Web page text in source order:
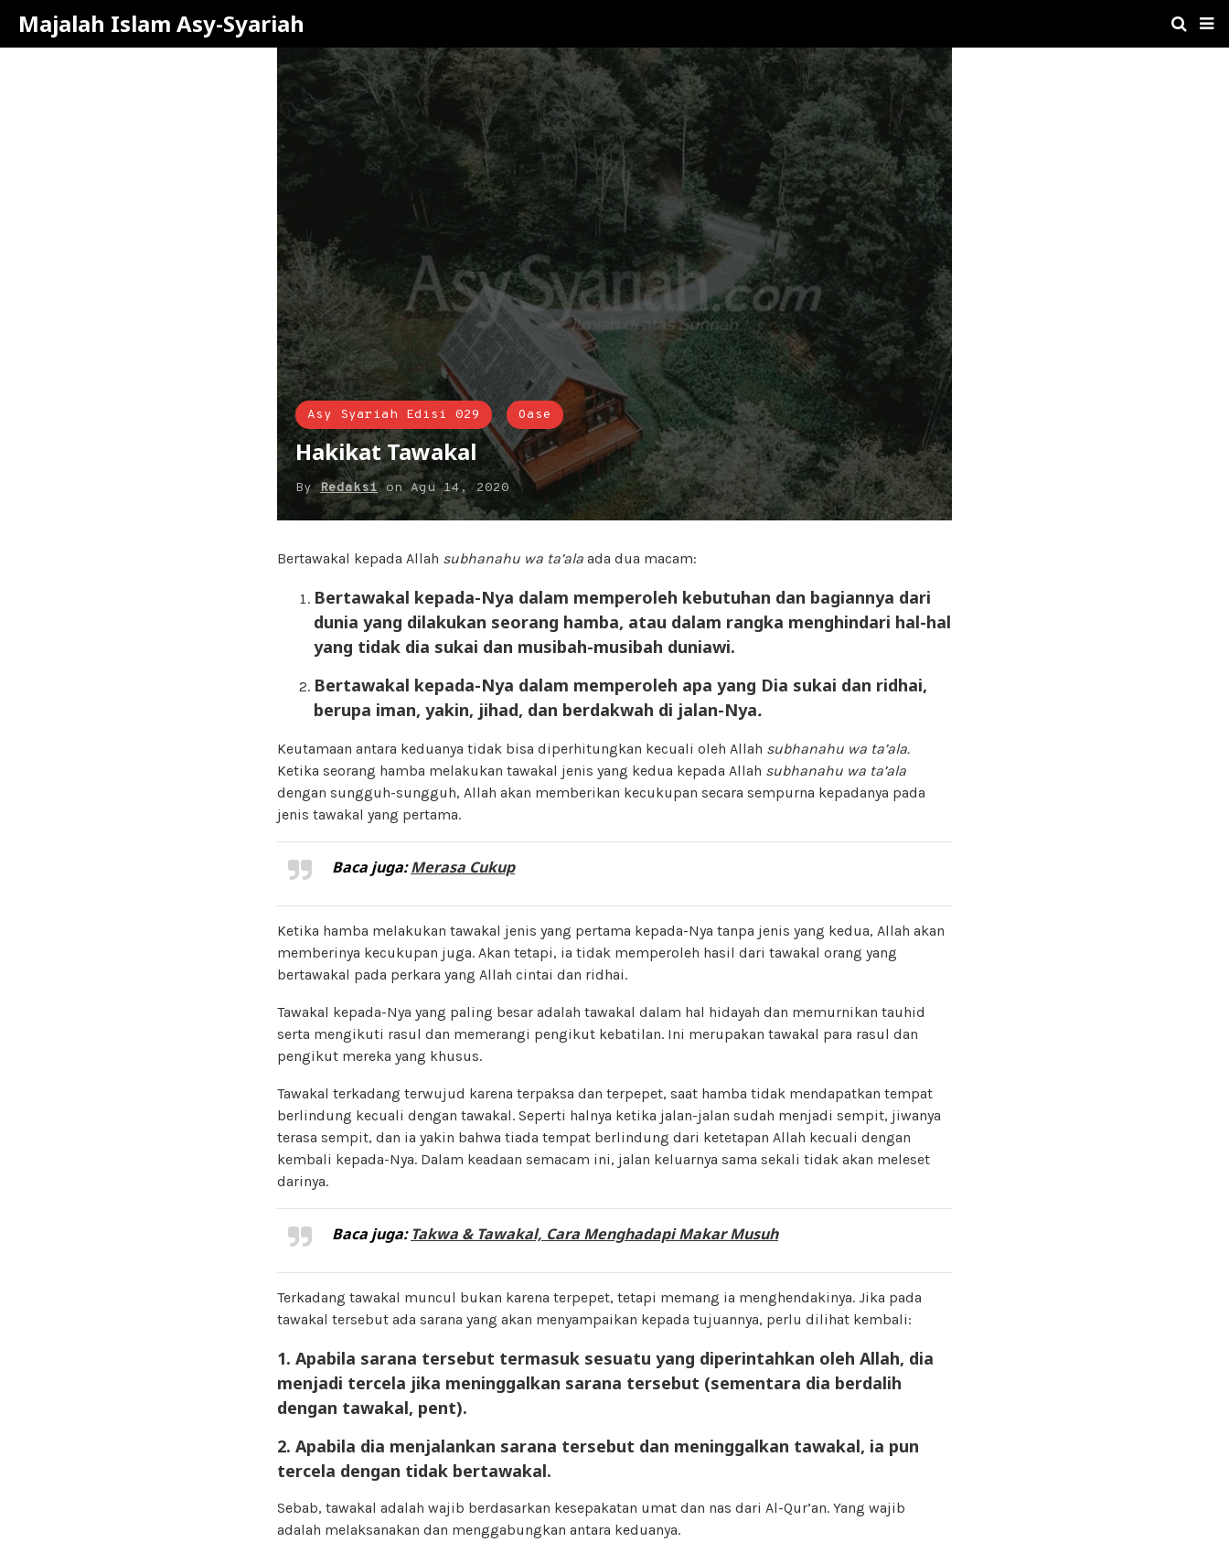
Majalah Islam Asy-Syariah
Asy Syariah Edisi 029 Oase
Hakikat Tawakal
ByRedaksi onAgu 14, 2020
Bertawakal kepada Allah subhanahu wa ta’ala ada dua macam:
Bertawakal kepada-Nya dalam memperoleh kebutuhan dan bagiannya dari
dunia yang dilakukan seorang hamba, atau dalam rangka menghindari hal-hal
yang tidak dia sukai dan musibah-musibah duniawi.
Bertawakal kepada-Nya dalam memperoleh apa yang Dia sukai dan ridhai,
berupa iman, yakin, jihad, dan berdakwah di jalan-Nya.
Keutamaan antara keduanya tidak bisa diperhitungkan kecuali oleh Allah subhanahu wa ta’ala.
Ketika seorang hamba melakukan tawakal jenis yang kedua kepada Allah subhanahu wa ta’ala
dengan sungguh-sungguh, Allah akan memberikan kecukupan secara sempurna kepadanya pada
jenis tawakal yang pertama.
Baca juga:Merasa Cukup
Ketika hamba melakukan tawakal jenis yang pertama kepada-Nya tanpa jenis yang kedua, Allah akan
memberinya kecukupan juga. Akan tetapi, ia tidak memperoleh hasil dari tawakal orang yang
bertawakal pada perkara yang Allah cintai dan ridhai.
Tawakal kepada-Nya yang paling besar adalah tawakal dalam hal hidayah dan memurnikan tauhid
serta mengikuti rasul dan memerangi pengikut kebatilan. Ini merupakan tawakal para rasul dan
pengikut mereka yang khusus.
Tawakal terkadang terwujud karena terpaksa dan terpepet, saat hamba tidak mendapatkan tempat
berlindung kecuali dengan tawakal. Seperti halnya ketika jalan-jalan sudah menjadi sempit, jiwanya
terasa sempit, dan ia yakin bahwa tiada tempat berlindung dari ketetapan Allah kecuali dengan
kembali kepada-Nya. Dalam keadaan semacam ini, jalan keluarnya sama sekali tidak akan meleset
darinya.
Baca juga:Takwa & Tawakal, Cara Menghadapi Makar Musuh
Terkadang tawakal muncul bukan karena terpepet, tetapi memang ia menghendakinya. Jika pada
tawakal tersebut ada sarana yang akan menyampaikan kepada tujuannya, perlu dilihat kembali:
1. Apabila sarana tersebut termasuk sesuatu yang diperintahkan oleh Allah, dia
menjadi tercela jika meninggalkan sarana tersebut (sementara dia berdalih
dengan tawakal, pent).
2. Apabila dia menjalankan sarana tersebut dan meninggalkan tawakal, ia pun
tercela dengan tidak bertawakal.
Sebab, tawakal adalah wajib berdasarkan kesepakatan umat dan nas dari Al-Qur’an. Yang wajib
adalah melaksanakan dan menggabungkan antara keduanya.